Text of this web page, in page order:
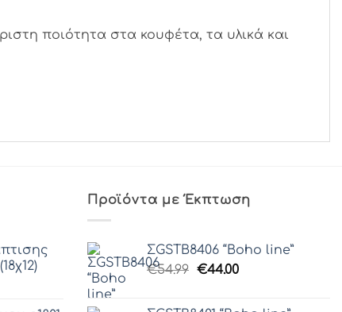
ποιότητα στα κουφέτα, τα υλικά και
Προϊόντα με Έκπτωση
ΣGSTB8406 “Boho line”
€54.99 Original
€44.00Η